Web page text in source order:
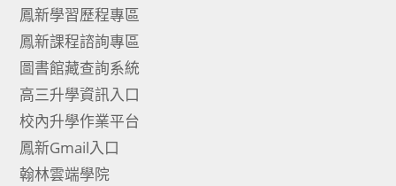
鳳新學習歷程專區
鳳新課程諮詢專區
圖書館藏查詢系統
高三升學資訊入口
校內升學作業平台
鳳新Gmail入口
翰林雲端學院